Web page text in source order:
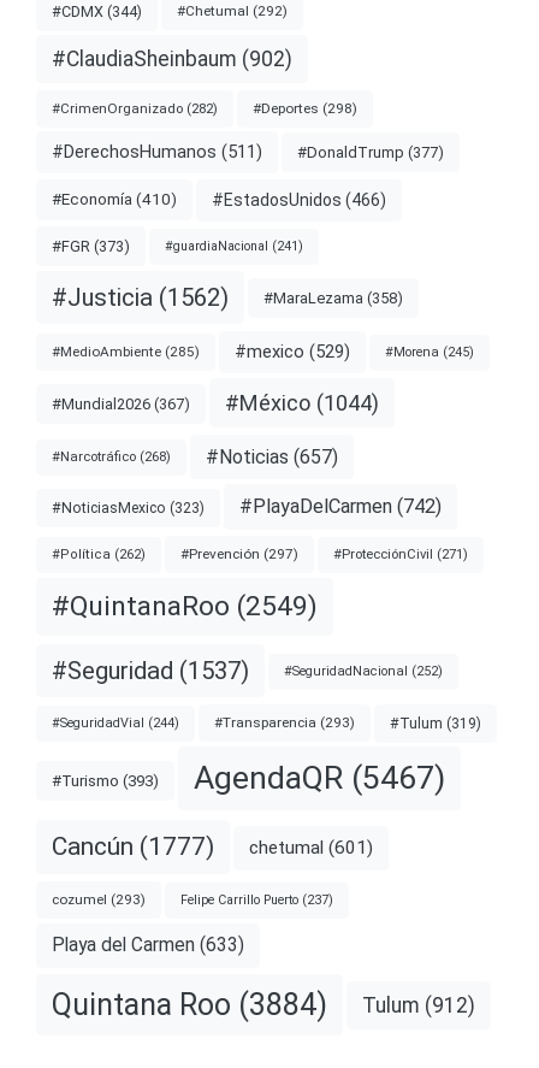
#CDMX (344) #Chetumal (292)
#ClaudiaSheinbaum (902)
#CrimenOrganizado (282) #Deportes (298)
#DerechosHumanos (511) #DonaldTrump (377)
#Economía (410) #EstadosUnidos (466)
#FGR (373) #guardiaNacional (241)
#Justicia (1562) #MaraLezama (358)
#MedioAmbiente (285) #mexico (529) #Morena (245)
#Mundial2026 (367) #México (1044)
#Narcotráfico (268) #Noticias (657)
#NoticiasMexico (323) #PlayaDelCarmen (742)
#Política (262) #Prevención (297) #ProtecciónCivil (271)
#QuintanaRoo (2549)
#Seguridad (1537) #SeguridadNacional (252)
#SeguridadVial (244) #Transparencia (293) #Tulum (319)
#Turismo (393) AgendaQR (5467)
Cancún (1777) chetumal (601)
cozumel (293) Felipe Carrillo Puerto (237)
Playa del Carmen (633)
Quintana Roo (3884) Tulum (912)